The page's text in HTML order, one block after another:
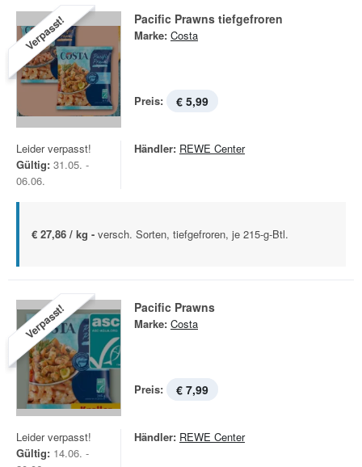
Verpasst! Pacific Prawns tiefgefroren
Marke: Costa
Preis: € 5,99
Leider verpasst!
Gültig: 31.05. -
06.06.
Händler: REWE Center
€ 27,86 / kg - versch. Sorten, tiefgefroren, je 215-g-Btl.
Verpasst! Pacific Prawns
Marke: Costa
Preis: € 7,99
Leider verpasst!
Gültig: 14.06. -
Händler: REWE Center